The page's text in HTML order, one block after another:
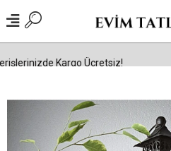
Kargo Ücretsiz!